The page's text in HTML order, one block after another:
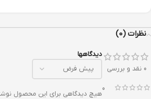
نظرات (0)
0 نقد و بررسی
0
دیدگاهها
هیچ دیدگاهی برای این محصول